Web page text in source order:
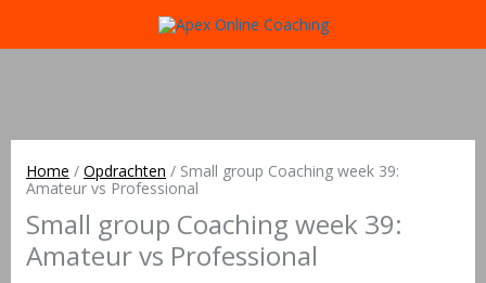
Home / Opdrachten / Small group Coaching week 39:
Amateur vs Professional
Small group Coaching week 39:
Amateur vs Professional